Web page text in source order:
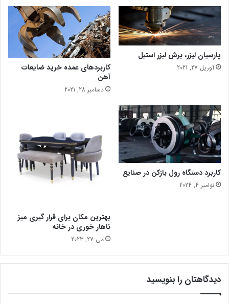
ا
ت
ی
و
؛
ع
م
د
ن
و
ی
ن
د
ر
م
د
ن
پارسیان لیزر، برش لیزر استیل
آوریل 27, 2021
کاربردهای عمده خرید ضایعات
آهن
دسامبر 28, 2021
کاربرد دستگاه رول بازکن در صنایع
نوامبر 4, 2024
بهترین مکان برای قرار گیری میز
ناهار خوری در خانه
می 27, 2023
دیدگاهتان را بنویسید